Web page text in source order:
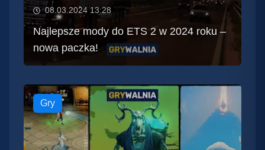
08.03.2024 13:28
Najlepsze mody do ETS 2 w 2024 roku –
nowa paczka!
Gry